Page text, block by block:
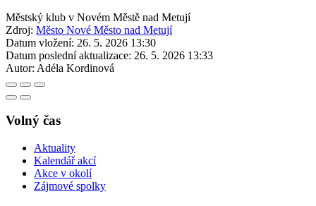
Městský klub v Novém Městě nad Metují
Zdroj: Město Nové Město nad Metují
Datum vložení: 26. 5. 2026 13:30
Datum poslední aktualizace: 26. 5. 2026 13:33
Autor: Adéla Kordinová
Volný čas
Aktuality
Kalendář akcí
Akce v okolí
Zájmové spolky